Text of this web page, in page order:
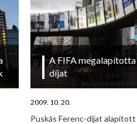
A FIFA megalapította
díjat
2009. 10. 20.
Puskás Ferenc-díjat